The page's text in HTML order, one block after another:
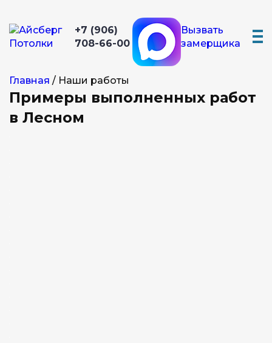
+7 (906)
708-66-00
Вызвать
замерщика
Главная / Наши работы
Примеры выполненных работ
в Лесном